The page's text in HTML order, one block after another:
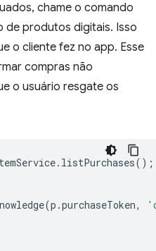
chame o comando
de produtos digitais. Isso
o cliente fez no app. Esse
compras não
o usuário resgate os
. listPurchases();
(p .purchaseToken,